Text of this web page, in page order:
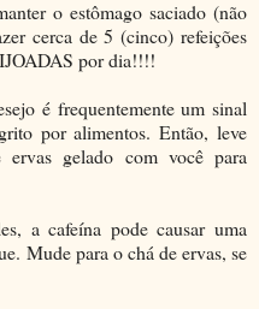
o estômago saciado (não
cerca de 5 (cinco) refeições
por dia!!!!
é frequentemente um sinal
por alimentos.Então, leve
gelado com você para
a cafeína pode causar uma
Mude para o chá de ervas, se